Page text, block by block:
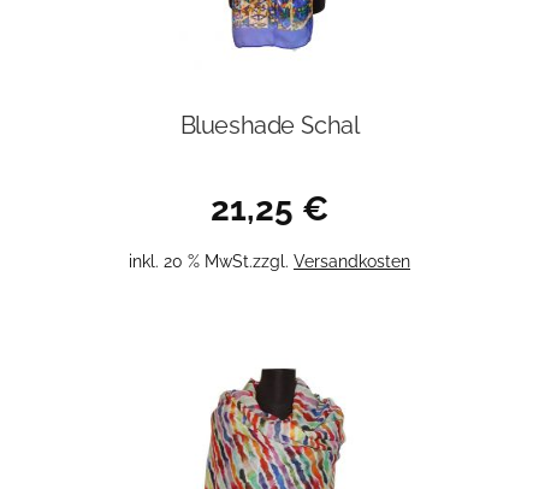
Blueshade Schal
21,25 €
inkl. 20 % MwSt.zzgl. Versandkosten